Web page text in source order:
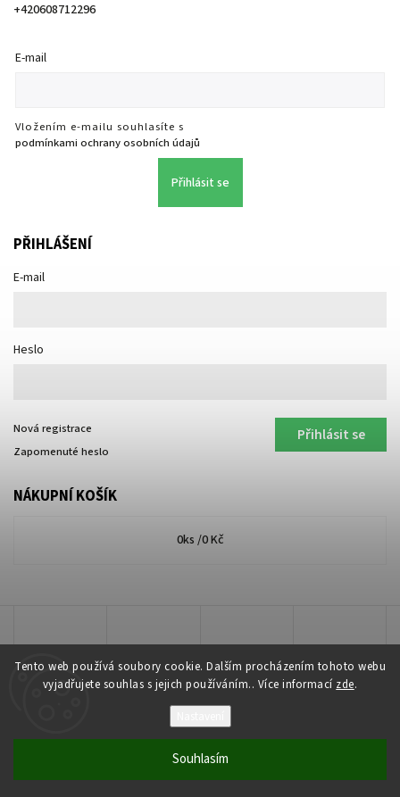
Tento web používá soubory cookie. Dalším procházením tohoto webu
vyjadřujete souhlas s jejich používáním.. Více informací zde.
Souhlasím
+420608712296
E-mail
Vložením e-mailu souhlasíte s
podmínkami ochrany osobních údajů
Přihlásit se
PŘIHLÁŠENÍ
E-mail
Heslo
Přihlásit se
Nová registrace
Zapomenuté heslo
NÁKUPNÍ KOŠÍK
0ks /0 Kč
Lakkis Toner. Všechna práva vyhrazena.